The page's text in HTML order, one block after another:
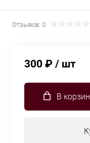
Отзывов: 0
300 ₽ / шт
В